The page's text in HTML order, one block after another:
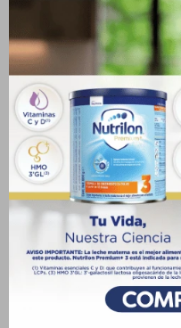
La Maybelline Lash
máscara de pestañas
definición y un efecto de
cepillo especializado
hasta la punta, logrando
acabado negro profundo.
mayor longitud, densidad y
multidimensional que abre la
para evitar grumos y ofrecer
para un look diario como
Además, su fórmula de
se mantengan definidas
cuanto a su composición,